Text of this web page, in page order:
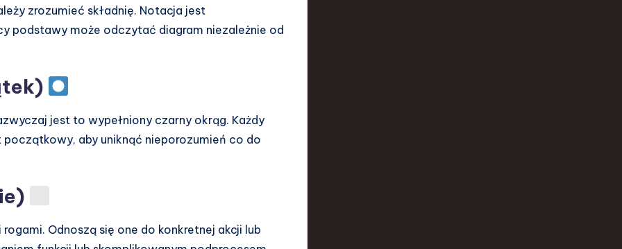
zrozumieć składnię. Notacja jest
podstawy może odczytać diagram niezależnie od
jest to wypełniony czarny okrąg. Każdy
aby uniknąć nieporozumień co do
Odnoszą się one do konkretnej akcji lub